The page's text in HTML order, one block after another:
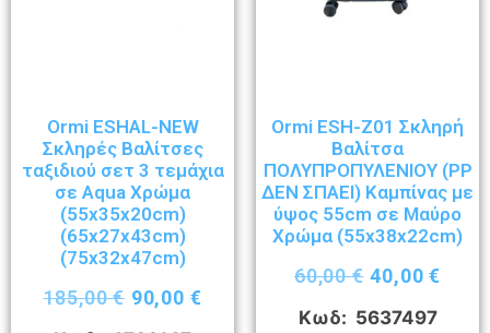
Ormi ESHAL-NEW
Σκληρές Βαλίτσες
ταξιδιού σετ 3 τεμάχια
σε Aqua Χρώμα
(55x35x20cm)
(65x27x43cm)
(75x32x47cm)
185,00€ 90,00 €
Ormi ESH-Z01 Σκληρή
Βαλίτσα
ΠΟΛΥΠΡΟΠΥΛΕΝΙΟΥ (ΡΡ
ΔΕΝ ΣΠΑΕΙ) Καμπίνας με
ύψος 55cm σε Μαύρο
Χρώμα (55x38x22cm)
60,00€ 40,00€
Κωδ: 5637497